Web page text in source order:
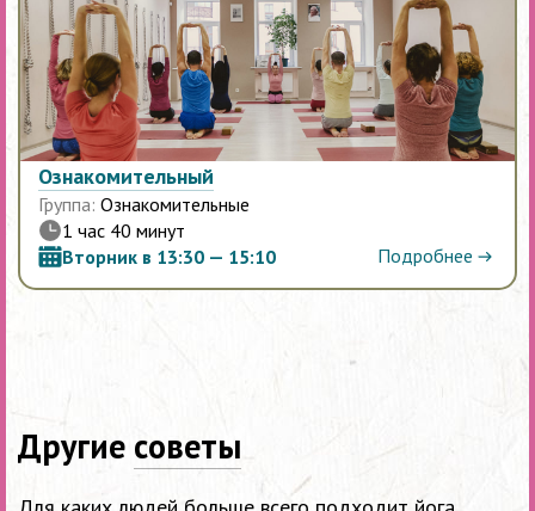
Ознакомительный
Группа: Ознакомительные
1 час 40 минут
Вторник в 13:30 — 15:10
Подробнее
Другие советы